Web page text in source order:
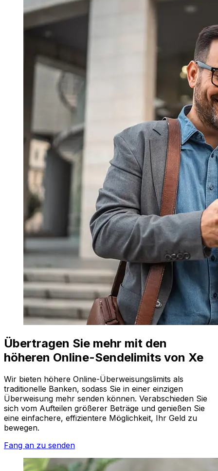
Übertragen Sie mehr mit den
höheren Online-Sendelimits von Xe
Wir bieten höhere Online-Überweisungslimits als
traditionelle Banken, sodass Sie in einer einzigen
Überweisung mehr senden können. Verabschieden Sie
sich vom Aufteilen größerer Beträge und genießen Sie
eine einfachere, effizientere Möglichkeit, Ihr Geld zu
bewegen.
Fang an zu senden